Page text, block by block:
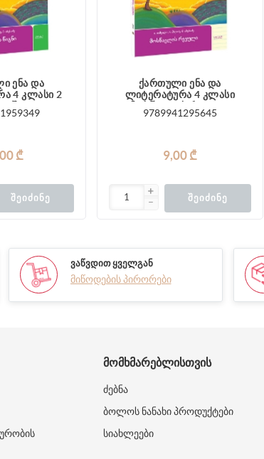
ენა და
4 კლასი 2
₾
ᲨᲔᲘᲫᲘᲜᲔ
ქართული ენა და
ლიტერატურა 4 კლასი
იაშვილი
9789941295645
9,00 ₾
ᲨᲔᲘᲫᲘᲜᲔ
ᲕᲐᲬᲕᲓᲘᲗ ᲧᲕᲔᲚᲒᲐᲜ
მიწოდების პირორები
ᲛᲝᲛᲮᲛᲐᲠᲔᲑᲚᲘᲡᲗᲕᲘᲡ
ძებნა
ბოლოს ნანახი პროდუქტები
სიახლეები